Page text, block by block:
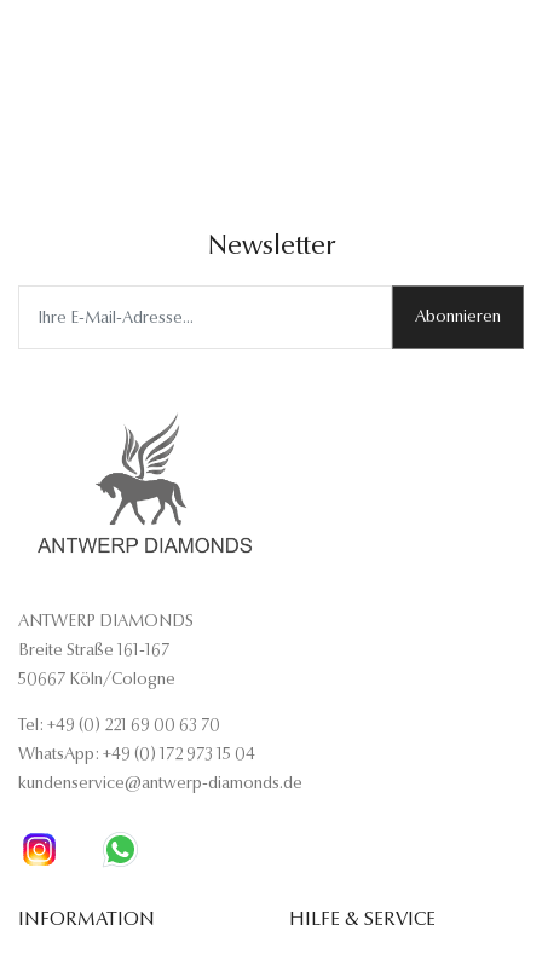
Newsletter
Abonnieren
ANTWERP DIAMONDS
Breite Straße 161-167
50667 Köln/Cologne
Tel: +49 (0) 221 69 00 63 70
WhatsApp: +49 (0) 172 973 15 04
kundenservice@antwerp-diamonds.de
INFORMATION HILFE & SERVICE